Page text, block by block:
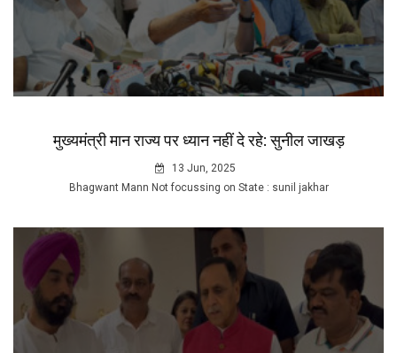
मुख्यमंत्री मान राज्य पर ध्यान नहीं दे रहे: सुनील जाखड़
13 Jun, 2025
Bhagwant Mann Not focussing on State : sunil jakhar